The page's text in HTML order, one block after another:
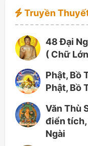
Truyền
48 Đại
( Chữ
Phật, Bồ
Phật, Bồ
Văn Thù
điển tích,
Ngài